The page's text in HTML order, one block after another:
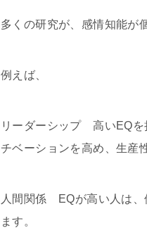
多くの研究が、感情知能が
例えば、
リーダーシップ 高いEQを
チベーションを高め、生産
人間関係 EQが高い人は、
ます。